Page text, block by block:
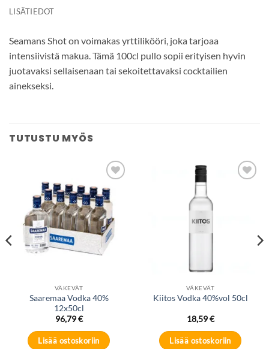
LISÄTIEDOT
Seamans Shot on voimakas yrttilikööri, joka tarjoaa
intensiivistä makua. Tämä 100cl pullo sopii erityisen hyvin
juotavaksi sellaisenaan tai sekoitettavaksi cocktailien
ainekseksi.
TUTUSTU MYÖS
Add to
wishlist
VÄKEVÄT
Saaremaa Vodka 40%
12x50cl
96,79€
Lisää ostoskoriin
VÄKEVÄT
Kiitos Vodka 40%vol 50cl
18,59€
Lisää ostoskoriin